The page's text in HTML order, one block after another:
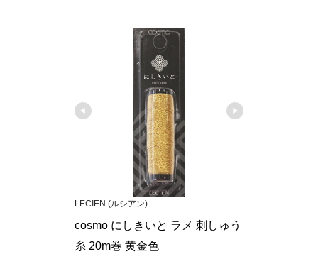
LECIEN (ルシアン)
cosmo にしきいと ラメ 刺しゅう
糸 20m巻 黄金色